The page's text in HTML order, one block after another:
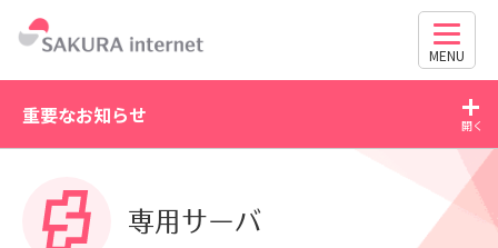
MENU
重要なお知らせ
と更新方法に関す
WordPress の脆弱性にご注意ください
63030・CVE-2026-60137）
専用サーバ